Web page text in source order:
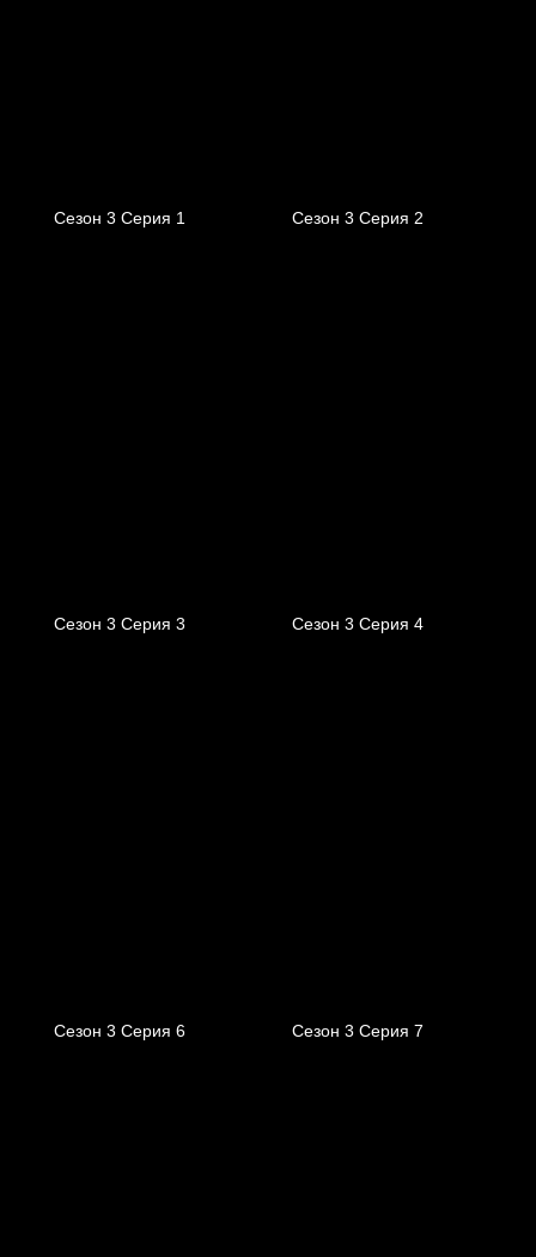
Сезон 3 Серия 1 Сезон 3 Серия 2
Сезон 3 Серия 3 Сезон 3 Серия 4
Сезон 3 Серия 6 Сезон 3 Серия 7